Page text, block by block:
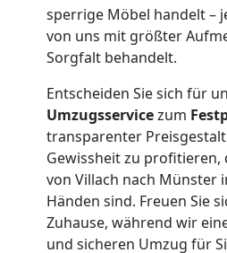
sperrige Möbel handelt –
von uns mit größter
Sorgfalt behandelt.
Entscheiden Sie sich für
Umzugsservicezum
transparenter
Gewissheit zu profitieren,
von Villach nach Münster
Händen sind. Freuen Sie
Zuhause, während wir
und sicheren Umzug für
Service-
Umzug
Villach
Qualitäts-
Umzüge